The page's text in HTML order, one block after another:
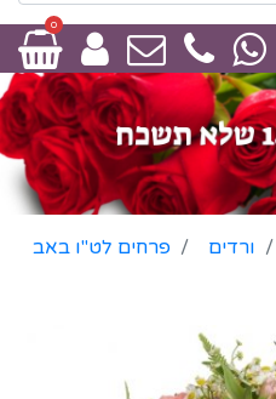
0
ורדים פרחים לט"ו באב